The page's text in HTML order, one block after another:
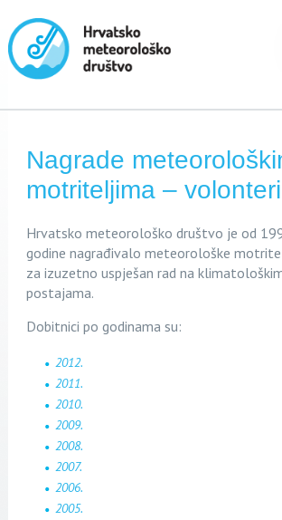
Nagrade
motriteljima –
Hrvatsko meteorološko društvo je od
godine nagrađivalo meteorološke
za izuzetno uspješan rad na
postajama.
Dobitnici po godinama su:
2012.
2011.
2010.
2009.
2008.
2007.
2006.
2005.